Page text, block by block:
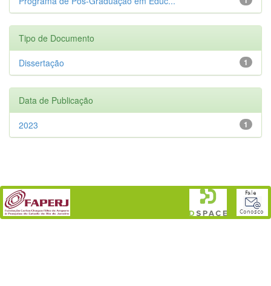
Tipo de Documento
1
Dissertação
Data de Publicação
1
2023